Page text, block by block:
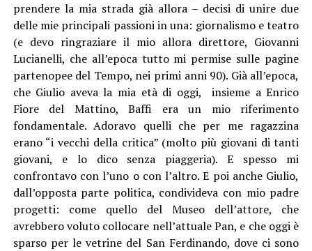
prendere la mia strada già allora – decisi di unire due
delle mie principali passioni in una: giornalismo e teatro
(e devo ringraziare il mio allora direttore, Giovanni
Lucianelli, che all’epoca tutto mi permise sulle pagine
partenopee del Tempo, nei primi anni 90). Già all’epoca,
che Giulio aveva la mia età di oggi, insieme a Enrico
Fiore del Mattino, Baffi era un mio riferimento
fondamentale. Adoravo quelli che per me ragazzina
erano “i vecchi della critica” (molto più giovani di tanti
giovani, e lo dico senza piaggeria). E spesso mi
confrontavo con l’uno o con l’altro. E poi anche Giulio,
dall’opposta parte politica, condivideva con mio padre
progetti: come quello del Museo dell’attore, che
avrebbero voluto collocare nell’attuale Pan, e che oggi è
sparso per le vetrine del San Ferdinando, dove ci sono